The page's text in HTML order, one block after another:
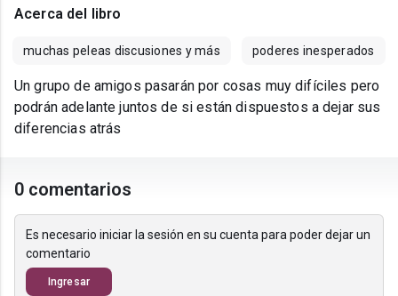
Acerca del libro
muchas peleas discusiones y más poderes inesperados
Un grupo de amigos pasarán por cosas muy difíciles pero
podrán adelante juntos de si están dispuestos a dejar sus
diferencias atrás
0 comentarios
Es necesario iniciar la sesión en su cuenta para poder dejar un
comentario
Ingresar